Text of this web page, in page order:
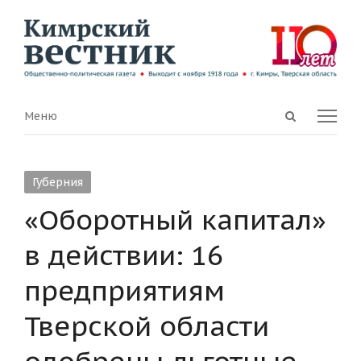
Open
Menu
Меню
Губерния
«Оборотный капитал»
в действии: 16
предприятиям
Тверской области